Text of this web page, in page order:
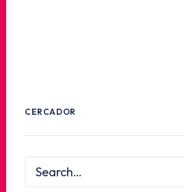
CERCADOR